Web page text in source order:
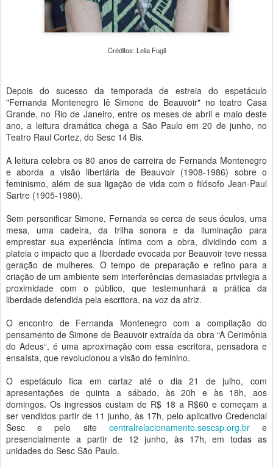
Créditos: Leila Fugii
Depois do sucesso da temporada de estreia do espetáculo
"Fernanda Montenegro lê Simone de Beauvoir" no teatro Casa
Grande, no Rio de Janeiro, entre os meses de abril e maio deste
ano, a leitura dramática chega a São Paulo em 20 de junho, no
Teatro Raul Cortez, do Sesc 14 Bis.
A leitura celebra os 80 anos de carreira de Fernanda Montenegro
e aborda a visão libertária de Beauvoir (1908-1986) sobre o
feminismo, além de sua ligação de vida com o filósofo Jean-Paul
Sartre (1905-1980).
Sem personificar Simone, Fernanda se cerca de seus óculos, uma
mesa, uma cadeira, da trilha sonora e da iluminação para
emprestar sua experiência íntima com a obra, dividindo com a
plateia o impacto que a liberdade evocada por Beauvoir teve nessa
geração de mulheres. O tempo de preparação e refino para a
criação de um ambiente sem interferências demasiadas privilegia a
proximidade com o público, que testemunhará a prática da
liberdade defendida pela escritora, na voz da atriz.
O encontro de Fernanda Montenegro com a compilação do
pensamento de Simone de Beauvoir extraída da obra “A Cerimônia
do Adeus“, é uma aproximação com essa escritora, pensadora e
ensaísta, que revolucionou a visão do feminino.
O espetáculo fica em cartaz até o dia 21 de julho, com
apresentações de quinta a sábado, às 20h e às 18h, aos
domingos. Os ingressos custam de R$ 18 a R$60 e começam a
ser vendidos partir de 11 junho, às 17h, pelo aplicativo Credencial
Sesc e pelo site centralrelacionamento.sescsp.org.bre
presencialmente a partir de 12 junho, às 17h, em todas as
unidades do Sesc São Paulo.